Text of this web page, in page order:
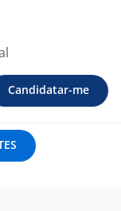
Candidatar-me